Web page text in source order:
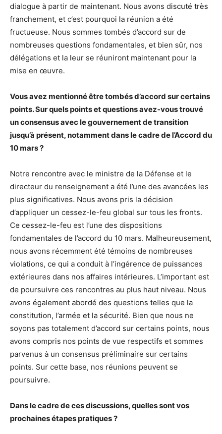
dialogue à partir de maintenant. Nous avons discuté très
franchement, et c’est pourquoi la réunion a été
fructueuse. Nous sommes tombés d’accord sur de
nombreuses questions fondamentales, et bien sûr, nos
délégations et la leur se réuniront maintenant pour la
mise en œuvre.
Vous avez mentionné être tombés d’accord sur certains
points. Sur quels points et questions avez-vous trouvé
un consensus avec le gouvernement de transition
jusqu’à présent, notamment dans le cadre de l’Accord du
10 mars ?
Notre rencontre avec le ministre de la Défense et le
directeur du renseignement a été l’une des avancées les
plus significatives. Nous avons pris la décision
d’appliquer un cessez-le-feu global sur tous les fronts.
Ce cessez-le-feu est l’une des dispositions
fondamentales de l’accord du 10 mars. Malheureusement,
nous avons récemment été témoins de nombreuses
violations, ce qui a conduit à l’ingérence de puissances
extérieures dans nos affaires intérieures. L’important est
de poursuivre ces rencontres au plus haut niveau. Nous
avons également abordé des questions telles que la
constitution, l’armée et la sécurité. Bien que nous ne
soyons pas totalement d’accord sur certains points, nous
avons compris nos points de vue respectifs et sommes
parvenus à un consensus préliminaire sur certains
points. Sur cette base, nos réunions peuvent se
poursuivre.
Dans le cadre de ces discussions, quelles sont vos
prochaines étapes pratiques ?